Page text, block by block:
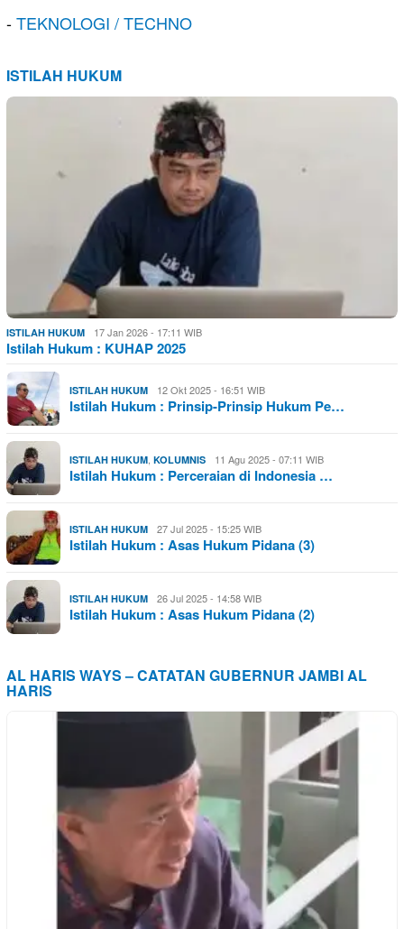
-TEKNOLOGI / TECHNO
ISTILAH HUKUM
ISTILAH HUKUM 17 Jan 2026 - 17:11 WIB
Istilah Hukum : KUHAP 2025
ISTILAH HUKUM 12 Okt 2025 - 16:51 WIB
Istilah Hukum : Prinsip-Prinsip Hukum Pe…
ISTILAH HUKUM KOLUMNIS 11 Agu 2025 - 07:11 WIB
Istilah Hukum : Perceraian di Indonesia …
ISTILAH HUKUM 27 Jul 2025 - 15:25 WIB
Istilah Hukum : Asas Hukum Pidana (3)
ISTILAH HUKUM 26 Jul 2025 - 14:58 WIB
Istilah Hukum : Asas Hukum Pidana (2)
AL HARIS WAYS – CATATAN GUBERNUR JAMBI AL
HARIS